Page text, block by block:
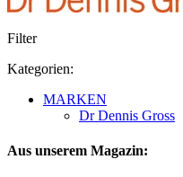
Filter
Kategorien:
MARKEN
Dr Dennis Gross
Aus unserem Magazin: